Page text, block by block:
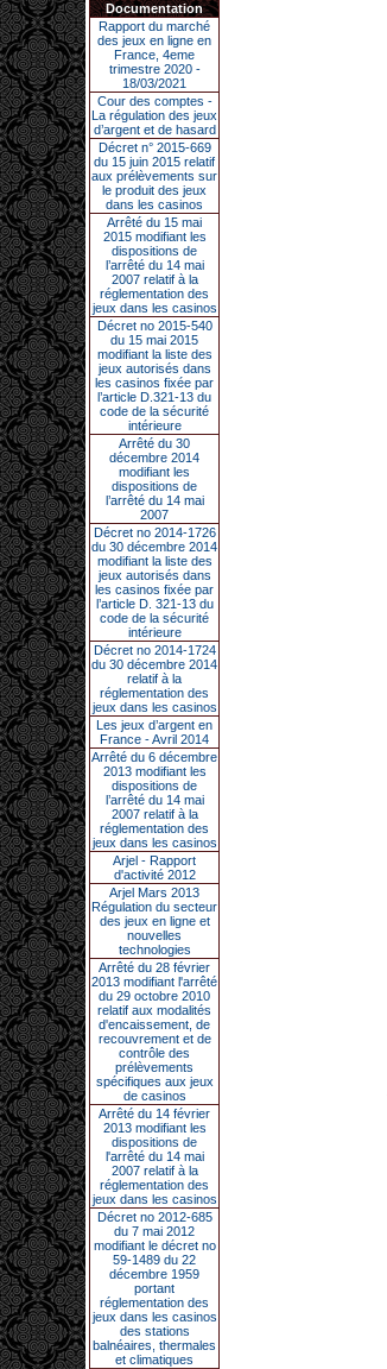
Documentation
Rapport du marché
des jeux en ligne en
France, 4eme
trimestre 2020 -
18/03/2021
Cour des comptes -
La régulation des jeux
d’argent et de hasard
Décret n° 2015-669
du 15 juin 2015 relatif
aux prélèvements sur
le produit des jeux
dans les casinos
Arrêté du 15 mai
2015 modifiant les
dispositions de
l’arrêté du 14 mai
2007 relatif à la
réglementation des
jeux dans les casinos
Décret no 2015-540
du 15 mai 2015
modifiant la liste des
jeux autorisés dans
les casinos fixée par
l’article D.321-13 du
code de la sécurité
intérieure
Arrêté du 30
décembre 2014
modifiant les
dispositions de
l’arrêté du 14 mai
2007
Décret no 2014-1726
du 30 décembre 2014
modifiant la liste des
jeux autorisés dans
les casinos fixée par
l’article D. 321-13 du
code de la sécurité
intérieure
Décret no 2014-1724
du 30 décembre 2014
relatif à la
réglementation des
jeux dans les casinos
Les jeux d’argent en
France - Avril 2014
Arrêté du 6 décembre
2013 modifiant les
dispositions de
l’arrêté du 14 mai
2007 relatif à la
réglementation des
jeux dans les casinos
Arjel - Rapport
d'activité 2012
Arjel Mars 2013
Régulation du secteur
des jeux en ligne et
nouvelles
technologies
Arrêté du 28 février
2013 modifiant l'arrêté
du 29 octobre 2010
relatif aux modalités
d'encaissement, de
recouvrement et de
contrôle des
prélèvements
spécifiques aux jeux
de casinos
Arrêté du 14 février
2013 modifiant les
dispositions de
l'arrêté du 14 mai
2007 relatif à la
réglementation des
jeux dans les casinos
Décret no 2012-685
du 7 mai 2012
modifiant le décret no
59-1489 du 22
décembre 1959
portant
réglementation des
jeux dans les casinos
des stations
balnéaires, thermales
et climatiques